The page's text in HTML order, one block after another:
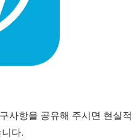
사항을 공유해 주시면 현실적
다.